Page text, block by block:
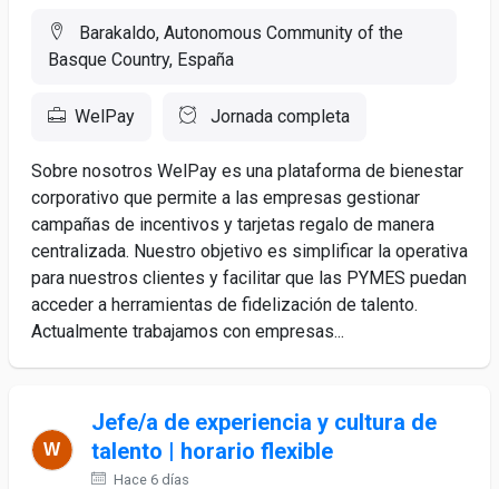
Barakaldo, Autonomous Community of the
Basque Country, España
WelPay Jornada completa
Sobre nosotros WelPay es una plataforma de bienestar
corporativo que permite a las empresas gestionar
campañas de incentivos y tarjetas regalo de manera
centralizada. Nuestro objetivo es simplificar la operativa
para nuestros clientes y facilitar que las PYMES puedan
acceder a herramientas de fidelización de talento.
Actualmente trabajamos con empresas...
Jefe/a de experiencia y cultura de
talento | horario flexible
Hace 6 días